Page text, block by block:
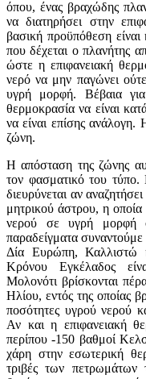
όπου, ένας βραχώδης
να διατηρήσει στην
βασική προϋπόθεση
που δέχεται ο πλανήτης
ώστε η επιφανειακή
νερό να μην παγώνει
υγρή μορφή. Βέβαια
θερμοκρασία να είναι
να είναι επίσης ανάλογη.
ζώνη.
Η απόσταση της ζώνης
τον φασματικό του τύπο.
διευρύνεται αν
μητρικού άστρου, η
νερού σε υγρή μορφή
παραδείγματα
Δία Ευρώπη, Καλλιστώ
Κρόνου Εγκέλαδος
Μολονότι βρίσκονται
Ηλίου, εντός της οποίας
ποσότητες υγρού νερού
Αν και η επιφανειακή
περίπου -150 βαθμοί
χάρη στην εσωτερική
τριβές των